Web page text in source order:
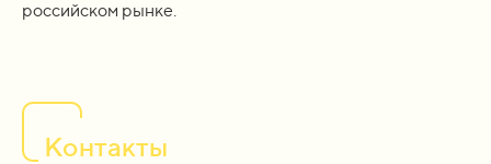
российском рынке.
Контакты